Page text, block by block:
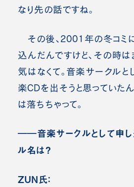
なり先の話ですね。
その後、2001年の冬コミ
込んだんですけど、その時
気はなくて。音楽サークルと
楽CDを出そうと思っていたん
は落ちちゃって。
――音楽サークルとして申し
ル名は？
ZUN氏：